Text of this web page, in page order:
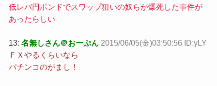
低レバ円ポンドでスワップ狙いの奴らが爆死した事件が
あったらしい
13: 名無しさん＠おーぷん 2015/06/05(金)03:50:56 ID:yLY
ＦＸやるくらいなら
パチンコのがまし！